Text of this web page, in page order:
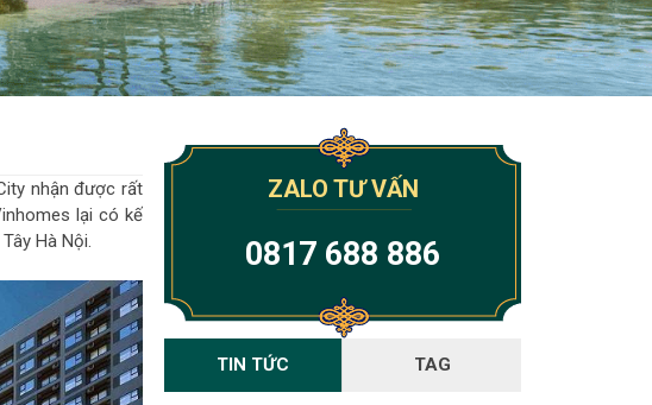
nhận được rất
lại có kế
Hà Nội.
ZALO TƯ VẤN
0817 688 886
TIN TỨC TAG